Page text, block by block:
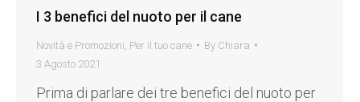
I 3 benefici del nuoto per il cane
Novità e Promozioni Per il tuo cane By Chiara
3 Agosto 2021
Prima di parlare dei tre benefici del nuoto per